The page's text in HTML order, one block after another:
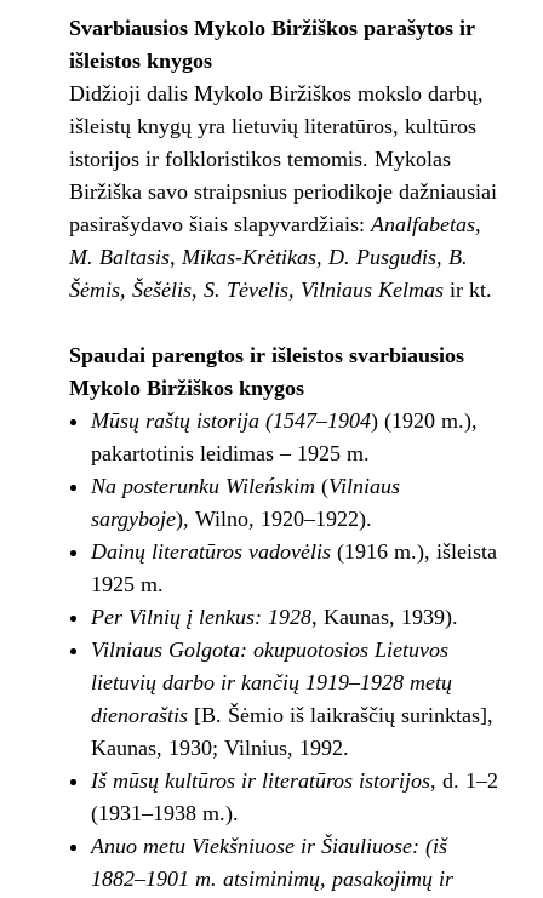
Svarbiausios Mykolo Biržiškos parašytos ir
išleistos knygos
Didžioji dalis Mykolo Biržiškos mokslo darbų,
išleistų knygų yra lietuvių literatūros, kultūros
istorijos ir folkloristikos temomis. Mykolas
Biržiška savo straipsnius periodikoje dažniausiai
pasirašydavo šiais slapyvardžiais:Analfabetas,
M. Baltasis, Mikas-Krėtikas, D. Pusgudis, B.
Šėmis, Šešėlis, S. Tėvelis, Vilniaus Kelmasir kt.
Spaudai parengtos ir išleistos svarbiausios
Mykolo Biržiškos knygos
Mūsų raštų istorija (1547–1904) (1920 m.),
pakartotinis leidimas – 1925 m.
Na posterunku Wileńskim (Vilniaus
sargyboje), Wilno, 1920–1922).
Dainų literatūros vadovėlis(1916 m.), išleista
1925 m.
Per Vilnių į lenkus: 1928, Kaunas, 1939).
Vilniaus Golgota: okupuotosios Lietuvos
lietuvių darbo ir kančių 1919–1928 metų
dienoraštis [B. Šėmio iš laikraščių surinktas],
Kaunas, 1930; Vilnius, 1992.
Iš mūsų kultūros ir literatūros istorijos, d. 1–2
(1931–1938 m.).
Anuo metu Viekšniuose ir Šiauliuose: (iš
1882–1901 m. atsiminimų, pasakojimų ir